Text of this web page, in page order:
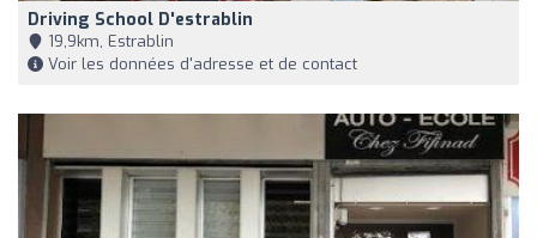
Driving School D'estrablin
19,9km, Estrablin
Voir les données d'adresse et de contact